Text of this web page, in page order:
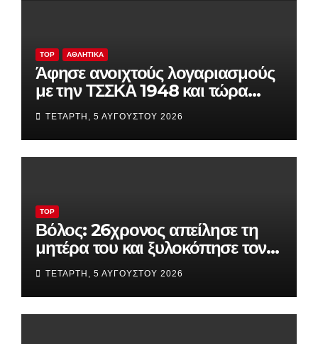
TOP ΑΘΛΗΤΙΚΆ
Άφησε ανοιχτούς λογαριασμούς
με την ΤΣΣΚΑ 1948 και τώρα
παίζει τα πάντα στη Βουλγαρία
ΤΕΤΆΡΤΗ, 5 ΑΥΓΟΎΣΤΟΥ 2026
TOP
Βόλος: 26χρονος απείλησε τη
μητέρα του και ξυλοκόπησε τον
αδελφό του – «Θα σε σφάξω»
ΤΕΤΆΡΤΗ, 5 ΑΥΓΟΎΣΤΟΥ 2026